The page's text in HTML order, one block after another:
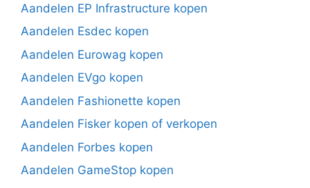
Aandelen EP Infrastructure kopen
Aandelen Esdec kopen
Aandelen Eurowag kopen
Aandelen EVgo kopen
Aandelen Fashionette kopen
Aandelen Fisker kopen of verkopen
Aandelen Forbes kopen
Aandelen GameStop kopen